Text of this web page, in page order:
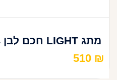
מתג LIGHT חכם לבן 4 מקום
510 ₪